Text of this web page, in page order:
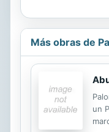
Más obras de
un